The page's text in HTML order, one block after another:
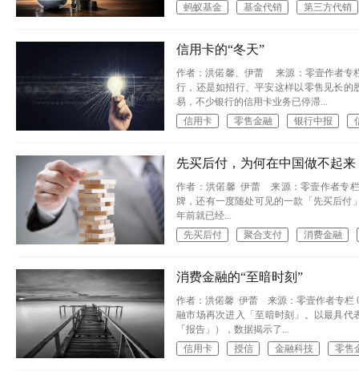
蚂蚁基金
基金代销 第三方代销
信用卡的“冬天”
作者：洪偌馨、伊蕾 来源：零壹作者专
行，还是如招行、平安这样以零售见长
易，不少银行的信用卡业务已停滞...
信用卡
零售金融 银行中报
先买后付，为何在中国做不起来
作者：洪偌馨 伊蕾 来源：零壹作者专栏
牌，还有一度随处可见的一款「先买后付
年前就已经...
先买后付
聚合支付 消费金融
消费金融的“至暗时刻”
作者：洪偌馨 伊蕾 来源：零壹作者专栏
融市场再次进入「至暗时刻」。以最具代
「报告」），数据揭示了...
信用卡
授信 金融科技 零售